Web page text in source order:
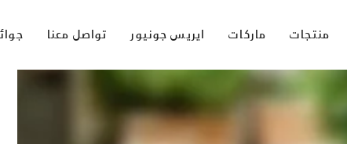
منتجات ماركات ايريس جونيور تواصل معنا